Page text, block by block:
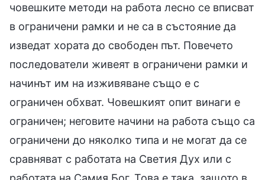
човешките методи на работа лесно се вписват
в ограничени рамки и не са в състояние да
изведат хората до свободен път. Повечето
последователи живеят в ограничени рамки и
начинът им на изживяване също е с
ограничен обхват. Човешкият опит винаги е
ограничен; неговите начини на работа също са
ограничени до няколко типа и не могат да се
сравняват с работата на Светия Дух или с